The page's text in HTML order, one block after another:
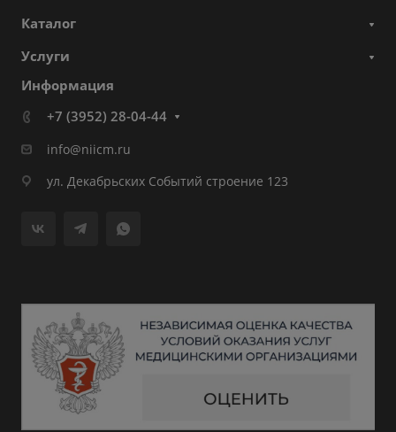
Каталог
Услуги
Информация
+7 (3952) 28-04-44
info@niicm.ru
ул. Декабрьских Событий строение 123